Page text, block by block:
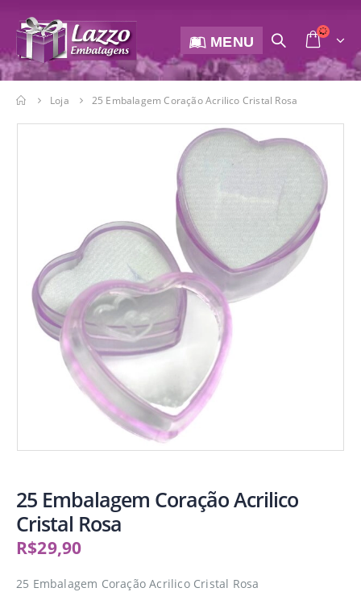
MENU
Loja 25 Embalagem Coração Acrilico Cristal Rosa
25 Embalagem Coração Acrilico
Cristal Rosa
R$29,90
25 Embalagem Coração Acrilico Cristal Rosa